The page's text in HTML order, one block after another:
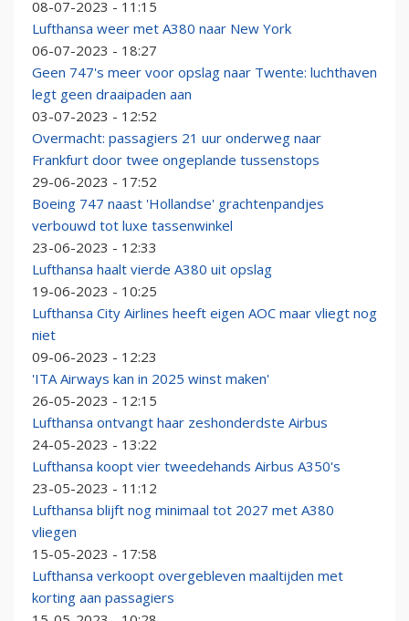
08-07-2023 - 11:15
Lufthansa weer met A380 naar New York
06-07-2023 - 18:27
Geen 747's meer voor opslag naar Twente: luchthaven
legt geen draaipaden aan
03-07-2023 - 12:52
Overmacht: passagiers 21 uur onderweg naar
Frankfurt door twee ongeplande tussenstops
29-06-2023 - 17:52
Boeing 747 naast 'Hollandse' grachtenpandjes
verbouwd tot luxe tassenwinkel
23-06-2023 - 12:33
Lufthansa haalt vierde A380 uit opslag
19-06-2023 - 10:25
Lufthansa City Airlines heeft eigen AOC maar vliegt nog
niet
09-06-2023 - 12:23
'ITA Airways kan in 2025 winst maken'
26-05-2023 - 12:15
Lufthansa ontvangt haar zeshonderdste Airbus
24-05-2023 - 13:22
Lufthansa koopt vier tweedehands Airbus A350's
23-05-2023 - 11:12
Lufthansa blijft nog minimaal tot 2027 met A380
vliegen
15-05-2023 - 17:58
Lufthansa verkoopt overgebleven maaltijden met
korting aan passagiers